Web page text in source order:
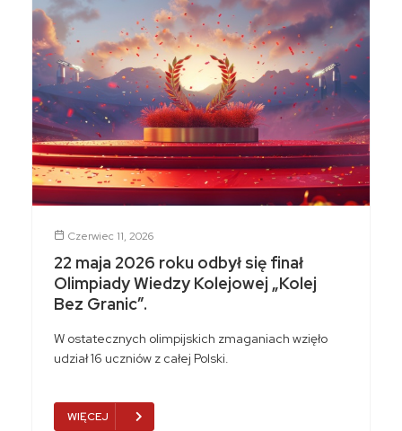
Czerwiec 11, 2026
22 maja 2026 roku odbył się finał
Olimpiady Wiedzy Kolejowej „Kolej
Bez Granic”.
W ostatecznych olimpijskich zmaganiach wzięło
udział 16 uczniów z całej Polski.
WIĘCEJ